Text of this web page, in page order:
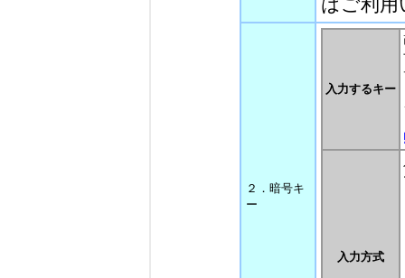
はご利
２．暗号キ
ー
入力するキー
入力方式